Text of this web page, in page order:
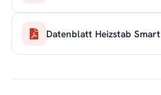
Datenblatt Heizstab Smart